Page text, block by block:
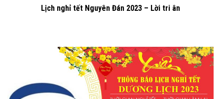
Lịch nghỉ tết Nguyên Đán 2023 – Lời tri ân